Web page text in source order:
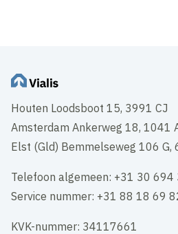
Houten Loodsboot 15, 3991 CJ
Amsterdam Ankerweg 18, 1041
Elst (Gld) Bemmelseweg 106 G,
Telefoon algemeen: +31 30 694
Service nummer: +31 88 18 69
KVK-nummer: 34117661